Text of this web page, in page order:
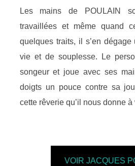
Les mains de POULAIN
travaillées et même quand
quelques traits, il s’en
vie et de souplesse. Le
songeur et joue avec ses
doigts un pouce contre sa
cette rêverie qu’il nous donne à
VOIR JACQUES